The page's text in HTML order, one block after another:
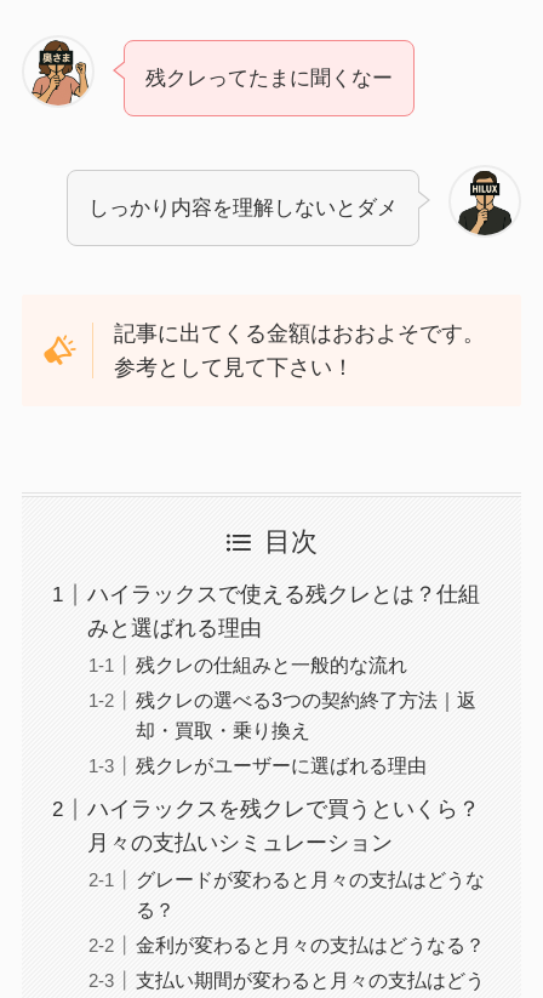
残クレってたまに聞くなー
しっかり内容を理解しないとダメ
記事に出てくる金額はおおよそです。
参考として見て下さい！
目次
ハイラックスで使える残クレとは？仕組
みと選ばれる理由
残クレの仕組みと一般的な流れ
残クレの選べる3つの契約終了方法｜返
却・買取・乗り換え
残クレがユーザーに選ばれる理由
ハイラックスを残クレで買うといくら？
月々の支払いシミュレーション
グレードが変わると月々の支払はどうな
る？
金利が変わると月々の支払はどうなる？
支払い期間が変わると月々の支払はどう